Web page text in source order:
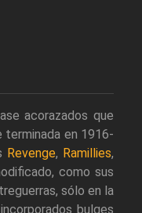
acorazados que
terminada en 1916-
Revenge, Ramillies,
como sus
sólo en la
bulges